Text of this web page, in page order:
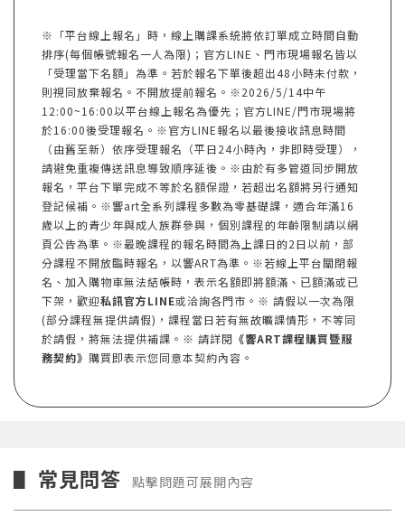
※「平台線上報名」時，線上購課系統將依訂單成立時間自動
排序(每個帳號報名一人為限)；官方LINE、門市現場報名皆以
「受理當下名額」為準。若於報名下單後超出48小時未付款，
則視同放棄報名。不開放提前報名。※2026/5/14中午
12:00~16:00以平台線上報名為優先；官方LINE/門市現場將
於16:00後受理報名。※官方LINE報名以最後接收訊息時間
（由舊至新）依序受理報名（平日24小時內，非即時受理），
請避免重複傳送訊息導致順序延後。※由於有多管道同步開放
報名，平台下單完成不等於名額保證，若超出名額將另行通知
登記候補。※響art全系列課程多數為零基礎課，適合年滿16
歲以上的青少年與成人族群參與，個別課程的年齡限制請以網
頁公告為準。※最晚課程的報名時間為上課日的2日以前，部
分課程不開放臨時報名，以響ART為準。※若線上平台關閉報
名、加入購物車無法結帳時，表示名額即將額滿、已額滿或已
下架，歡迎私訊官方LINE或洽詢各門市。※ 請假以一次為限
(部分課程無提供請假)，課程當日若有無故曠課情形，不等同
於請假，將無法提供補課。※ 請詳閱 《響ART課程購買暨服
務契約》 購買即表示您同意本契約內容。
▋ 常見問答 點擊問題可展開內容